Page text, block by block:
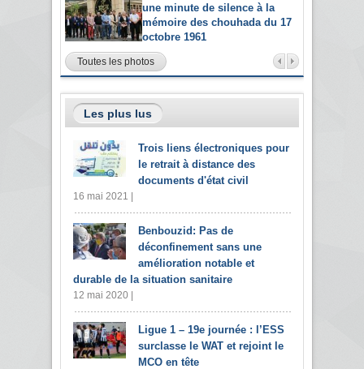
une minute de silence à la
mémoire des chouhada du 17
octobre 1961
Toutes les photos
Les plus lus
Trois liens électroniques pour
le retrait à distance des
documents d'état civil
16 mai 2021 |
Benbouzid: Pas de
déconfinement sans une
amélioration notable et
durable de la situation sanitaire
12 mai 2020 |
Ligue 1 – 19e journée : l’ESS
surclasse le WAT et rejoint le
MCO en tête